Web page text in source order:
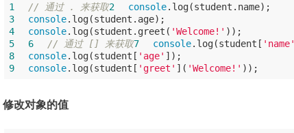
1 // 通过 . 来获取2 console
3
console
4
console.log(student.greet( 'Welcome!'
5
6 // 通过 [] 来获取7 console.log(student[ 'name'
8
console.log(student[ 'age'
9
console.log(student[ 'greet' ]( 'Welcome!'
修改对象的值